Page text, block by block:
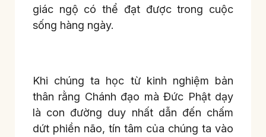
giác ngộ có thể đạt được trong cuộc
sống hàng ngày.
Khi chúng ta học từ kinh nghiệm bản
thân rằng Chánh đạo mà Đức Phật dạy
là con đường duy nhất dẫn đến chấm
dứt phiền não, tín tâm của chúng ta vào